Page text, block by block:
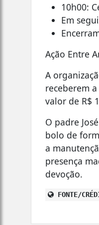
10h00:
Em
Ação Entre
A
receberem
valor de R$
O padre
bolo de
a
presença
devoção.
FONTE/